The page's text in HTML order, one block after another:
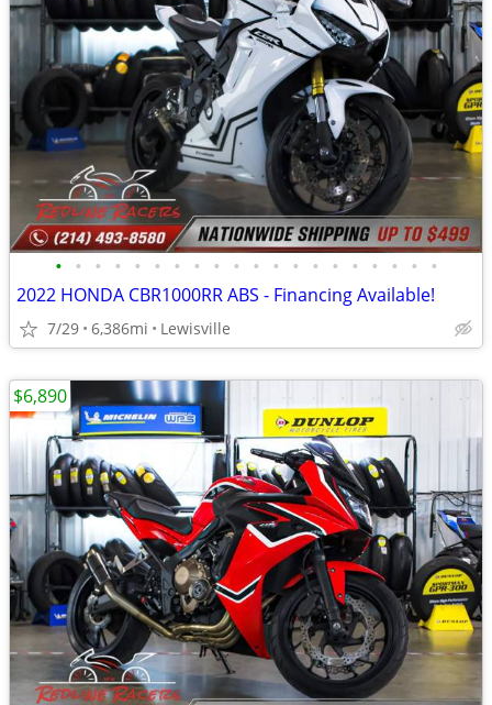
• • • • • • • • • • • • • • • • • • • •
2022 HONDA CBR1000RR ABS - Financing Available!
7/29 6,386mi Lewisville
$6,890